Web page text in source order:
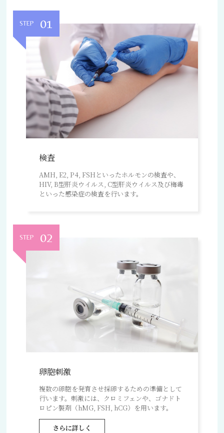
STEP 01
検査
AMH, E2, P4, FSHといったホルモンの検査や、
HIV, B型肝炎ウイルス, C型肝炎ウイルス及び梅毒
といった感染症の検査を行います。
STEP 02
卵胞刺激
複数の卵胞を発育させ採卵するための準備として
行います。刺激には、クロミフェンや、ゴナドト
ロピン製剤（hMG, FSH, hCG）を用います。
さらに詳しく